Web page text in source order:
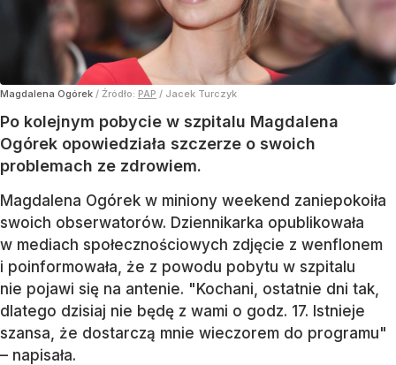
Magdalena Ogórek / Źródło: PAP / Jacek Turczyk
Po kolejnym pobycie w szpitalu Magdalena
Ogórek opowiedziała szczerze o swoich
problemach ze zdrowiem.
Magdalena Ogórek w miniony weekend zaniepokoiła
swoich obserwatorów. Dziennikarka opublikowała
w mediach społecznościowych zdjęcie z wenflonem
i poinformowała, że z powodu pobytu w szpitalu
nie pojawi się na antenie. "Kochani, ostatnie dni tak,
dlatego dzisiaj nie będę z wami o godz. 17. Istnieje
szansa, że dostarczą mnie wieczorem do programu"
– napisała.